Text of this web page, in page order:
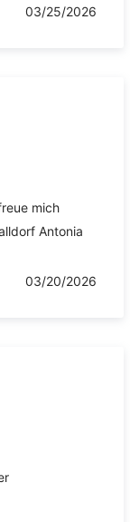
03/25/2026
mich
Antonia
03/20/2026